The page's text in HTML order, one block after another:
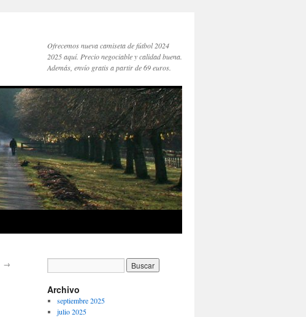
Ofrecemos nueva camiseta de fútbol 2024
2025 aquí. Precio negociable y calidad buena.
Además, envío gratis a partir de 69 euros.
→
Archivo
septiembre 2025
julio 2025